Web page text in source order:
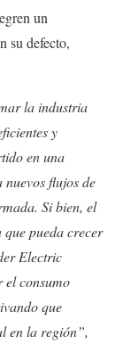
un
su defecto,
la industria
y
en una
flujos de
Si bien, el
que pueda crecer
Electric
el consumo
que
en la región”,